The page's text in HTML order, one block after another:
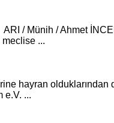
/ Münih / Ahmet
...
hayran olduklarından
e.V. ...